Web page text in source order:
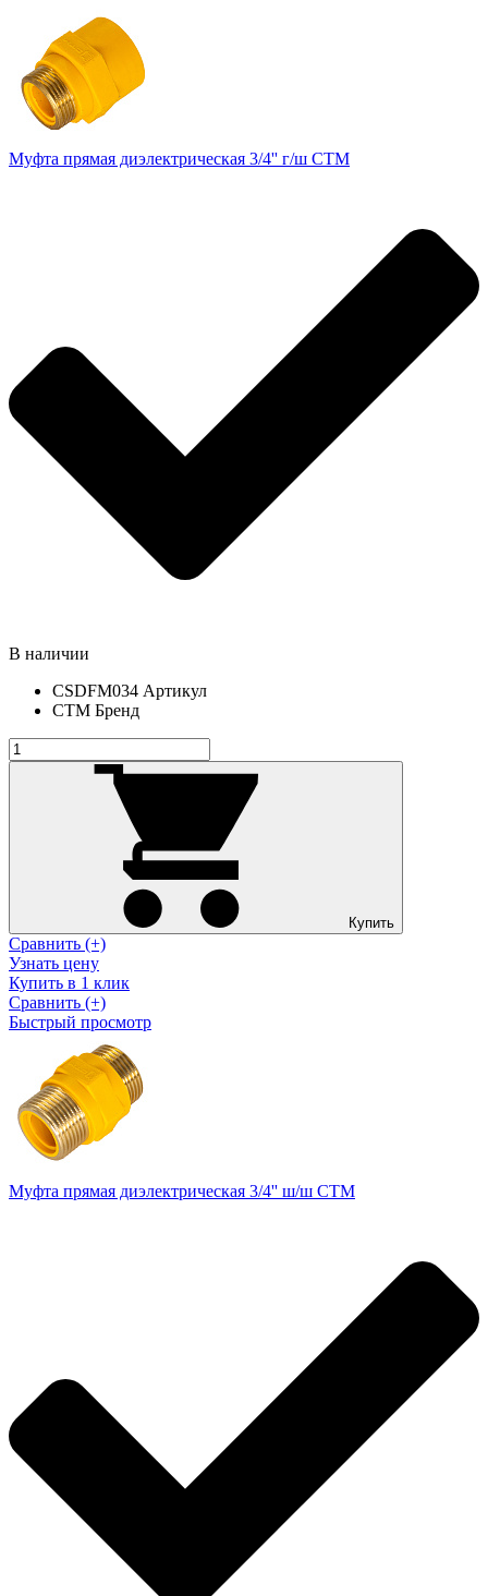
Муфта прямая диэлектрическая 3/4'' г/ш СТМ
В наличии
CSDFM034 Артикул
СТМ Бренд
Купить
Сравнить (+)
Узнать цену
Купить в 1 клик
Сравнить (+)
Быстрый просмотр
Муфта прямая диэлектрическая 3/4'' ш/ш СТМ